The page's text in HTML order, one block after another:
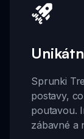
Sprunki
postavy,
poutavou.
zábavné a